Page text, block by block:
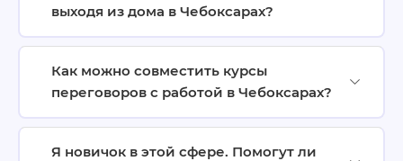
выходя из дома в Чебоксарах?
Как можно совместить курсы
переговоров с работой в Чебоксарах?
Я новичок в этой сфере. Помогут ли